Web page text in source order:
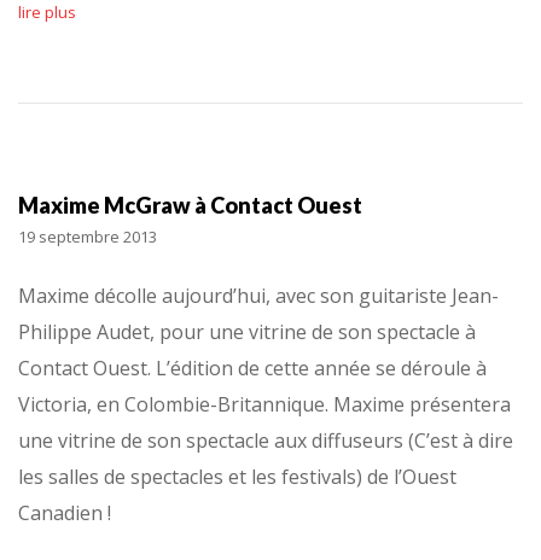
lire plus
Maxime McGraw à Contact Ouest
19 septembre 2013
Maxime décolle aujourd’hui, avec son guitariste Jean-
Philippe Audet, pour une vitrine de son spectacle à
Contact Ouest. L’édition de cette année se déroule à
Victoria, en Colombie-Britannique. Maxime présentera
une vitrine de son spectacle aux diffuseurs (C’est à dire
les salles de spectacles et les festivals) de l’Ouest
Canadien !